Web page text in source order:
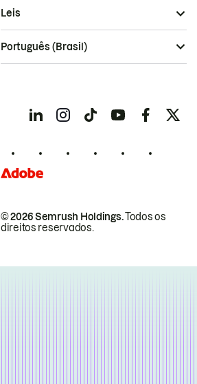
© 2026 Semrush Holdings.Todos os
direitos reservados.
Leis
Português (Brasil)